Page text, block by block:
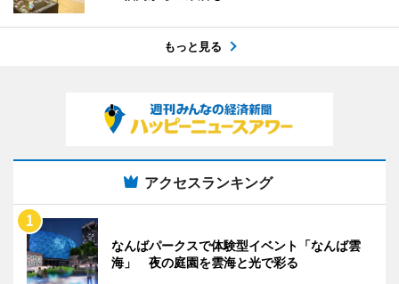
もっと見る
アクセスランキング
なんばパークスで体験型イベント「なんば雲
海」 夜の庭園を雲海と光で彩る